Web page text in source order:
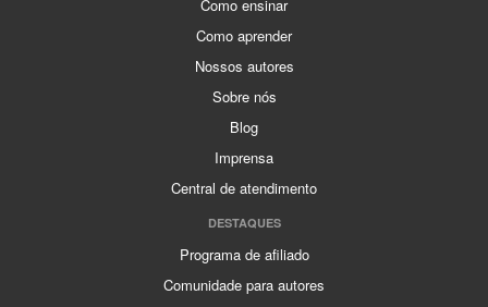
Como ensinar
Como aprender
Nossos autores
Sobre nós
Blog
Imprensa
Central de atendimento
DESTAQUES
Programa de afiliado
Comunidade para autores